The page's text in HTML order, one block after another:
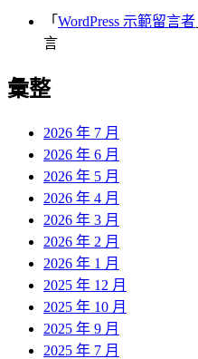
「 WordPress 示範留言者
言
彙整
2026 年 7 月
2026 年 6 月
2026 年 5 月
2026 年 4 月
2026 年 3 月
2026 年 2 月
2026 年 1 月
2025 年 12 月
2025 年 10 月
2025 年 9 月
2025 年 7 月